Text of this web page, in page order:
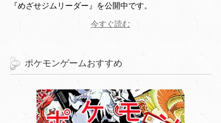
『めざせジムリーダー』を公開中です。
今すぐ読む
ポケモンゲームおすすめ